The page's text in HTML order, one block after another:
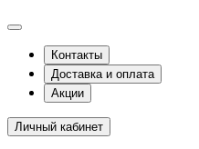
Контакты
Доставка и оплата
Акции
Личный кабинет